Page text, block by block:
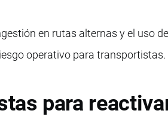
en rutas alternas y el uso
operativo para transportistas.
para